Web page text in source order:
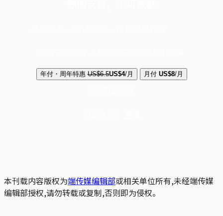
年付・周年特惠 US$6.5US$4/月 月付 US$8/月
本刊载内容版权为端传媒编辑部或相关单位所有,未经端传媒
编辑部授权,请勿转载或复制,否则即为侵权。